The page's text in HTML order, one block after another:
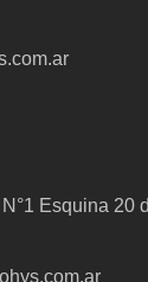
Esquina 20